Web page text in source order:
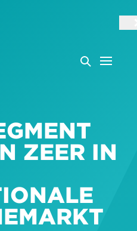
ZEER IN